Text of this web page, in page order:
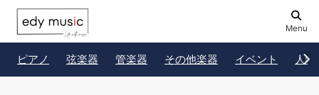
Menu
ピアノ 弦楽器 管楽器 その他楽器 イベント 人物